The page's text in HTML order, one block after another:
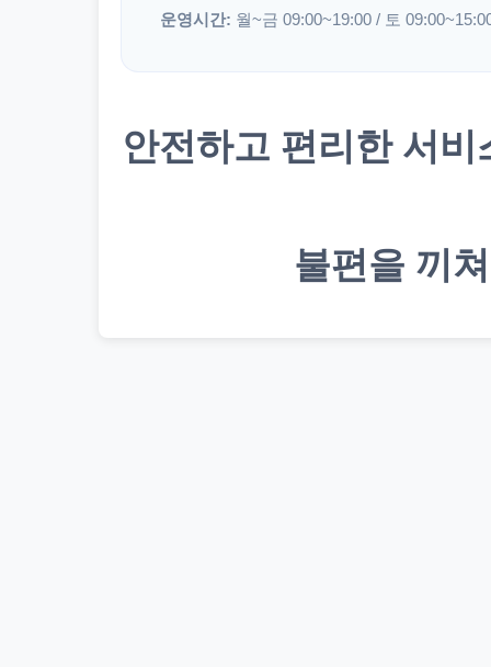
운영시간: 월~금 09:00~19:00 / 토
안전하고 편리한 서
불편을 끼